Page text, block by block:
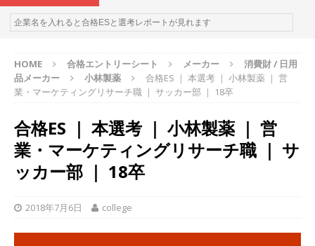
攻略セミナー ｜ 予約フォーム
お勧めイベン
[ 2026年6月13日 ] ≪ 27卒 ≫アスキヤリ個人相
談｜予約フォーム
お勧めイベント
る優良企業一覧（26社）
体育会積極採用企業
[ 2026年5月16日 ]
【 2028卒 】 今すぐ受けられ
る優良企業一覧（18社）
[ 2026年5月15日 ]
学生を求めアスキヤリ限定イベント開催!! 】 世界
HOME 合格エントリーシート メーカー
消費財 / 日用
品メーカー
小林製薬
合格ES ｜ 本選考 ｜ 小林製薬 ｜ 営
業・マーケティングリサーチ職 ｜ サッカー部 ｜ 18卒
合格ES ｜ 本選考 ｜ 小林製薬 ｜ 営
業・マーケティングリサーチ職 ｜ サ
ッカー部 ｜ 18卒
2018年7月6日 college